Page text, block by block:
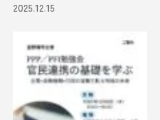
2025.12.15